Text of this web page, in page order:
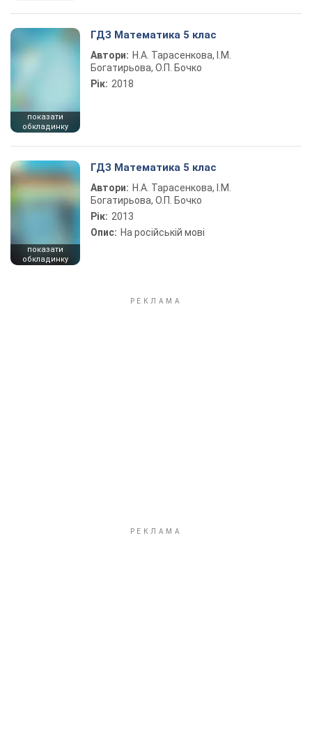
показати
обкладинку
ГДЗ Математика 5 клас
Автори: Н.А. Тарасенкова, І.М.
Богатирьова, О.П. Бочко
Рік: 2018
показати
обкладинку
ГДЗ Математика 5 клас
Автори: Н.А. Тарасенкова, І.М.
Богатирьова, О.П. Бочко
Рік: 2013
Опис: На російській мові